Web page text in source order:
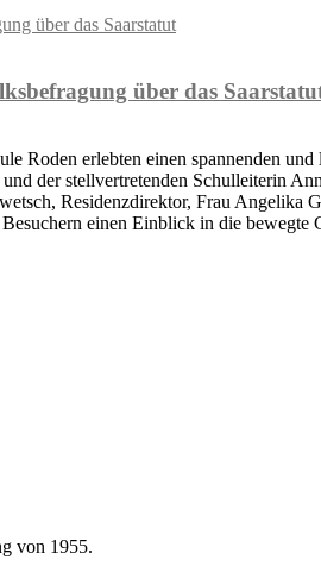
über das
Roden erlebten einen spannenden
der stellvertretenden Schulleiterin
Residenzdirektor, Frau Angelika
einen Einblick in die bewegte
von 1955.